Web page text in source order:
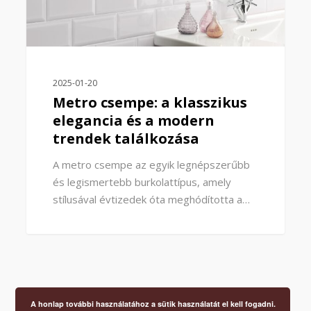
2025-01-20
Metro csempe: a klasszikus
elegancia és a modern
trendek találkozása
A metro csempe az egyik legnépszerűbb
és legismertebb burkolattípus, amely
stílusával évtizedek óta meghódította a…
A honlap további használatához a sütik használatát el kell fogadni.